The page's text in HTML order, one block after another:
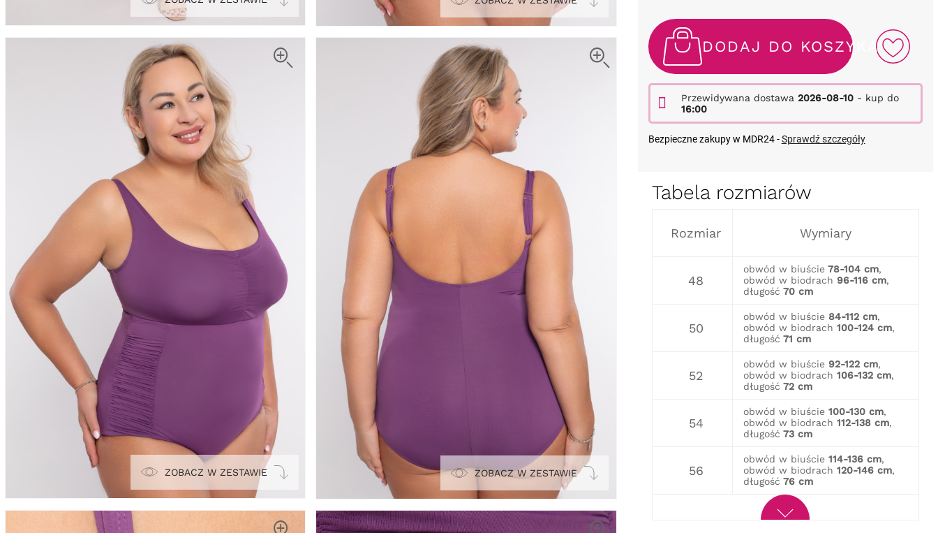
ZOBACZ W ZESTAWIE ZOBACZ W ZESTAWIE
DODAJ DO KOSZYKA
Przewidywana dostawa 2026-08-10- kup do
16:00
Bezpieczne zakupy w MDR24 -Sprawdź szczegóły
Tabela rozmiarów
Rozmiar Wymiary
48
obwód w biuście 78-104 cm,
obwód w biodrach 96-116 cm,
długość 70 cm
50
obwód w biuście 84-112 cm,
obwód w biodrach 100-124 cm,
długość 71 cm
52
obwód w biuście 92-122 cm,
obwód w biodrach 106-132 cm,
długość 72 cm
54
obwód w biuście 100-130 cm,
obwód w biodrach 112-138 cm,
długość 73 cm
56
obwód w biuście 114-136 cm,
obwód w biodrach 120-146 cm,
długość 76 cm